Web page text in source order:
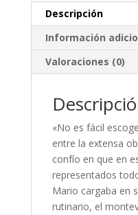
Descripción
Información
Valoraciones (0)
«No es fácil
entre la extensa
confío en que en
representados
Mario cargaba en
rutinario, el